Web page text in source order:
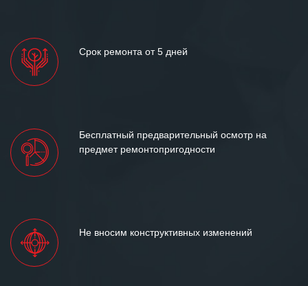
Срок ремонта от 5 дней
Бесплатный предварительный осмотр на
предмет ремонтопригодности
Не вносим конструктивных изменений